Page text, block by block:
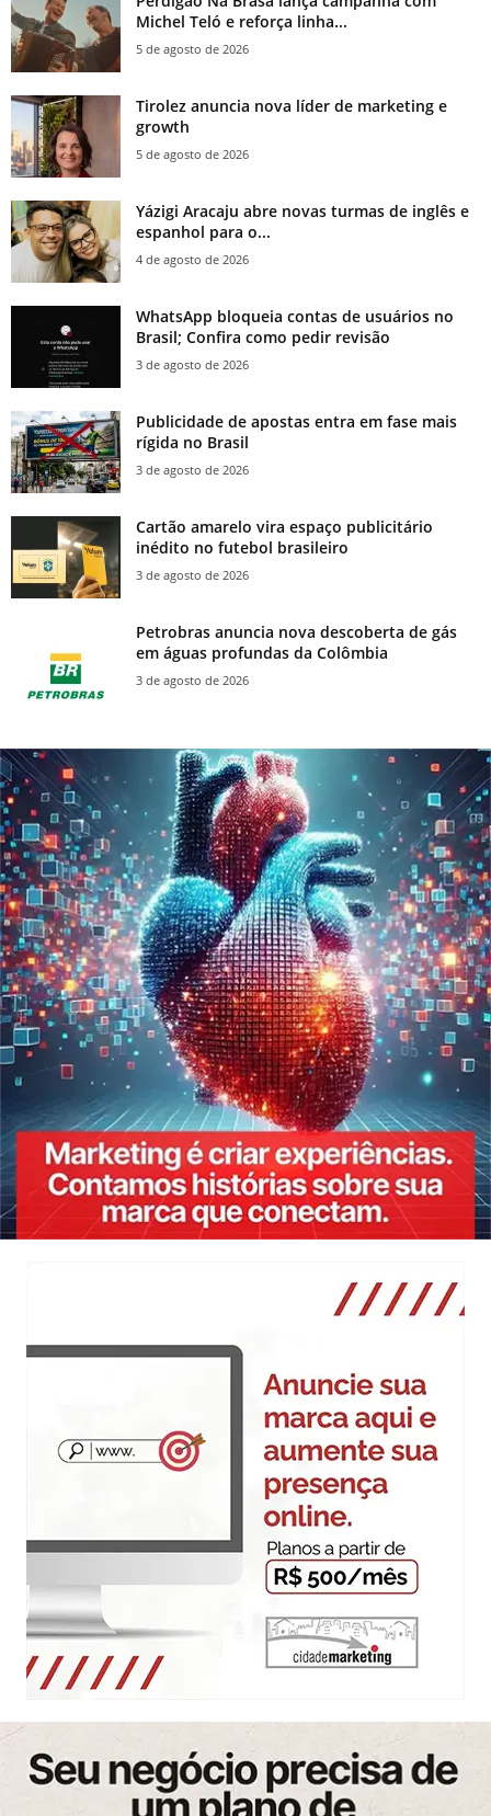
Michel Teló e reforça linha...
5 de agosto de 2026
Tirolez anuncia nova líder de marketing e
growth
5 de agosto de 2026
Yázigi Aracaju abre novas turmas de inglês e
espanhol para o...
4 de agosto de 2026
WhatsApp bloqueia contas de usuários no
Brasil; Confira como pedir revisão
3 de agosto de 2026
Publicidade de apostas entra em fase mais
rígida no Brasil
3 de agosto de 2026
Cartão amarelo vira espaço publicitário
inédito no futebol brasileiro
3 de agosto de 2026
Petrobras anuncia nova descoberta de gás
em águas profundas da Colômbia
3 de agosto de 2026